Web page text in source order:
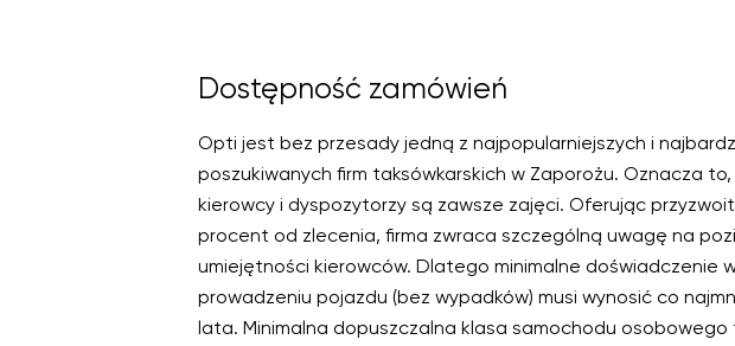
Dostępność zamówień
Opti jest bez przesady jedną z najpopularniejszych i
poszukiwanych firm taksówkarskich w Zaporożu. Oznacza to,
kierowcy i dyspozytorzy są zawsze zajęci. Oferując
procent od zlecenia, firma zwraca szczególną uwagę na
umiejętności kierowców. Dlatego minimalne doświadczenie
prowadzeniu pojazdu (bez wypadków) musi wynosić co
lata. Minimalna dopuszczalna klasa samochodu osobowego